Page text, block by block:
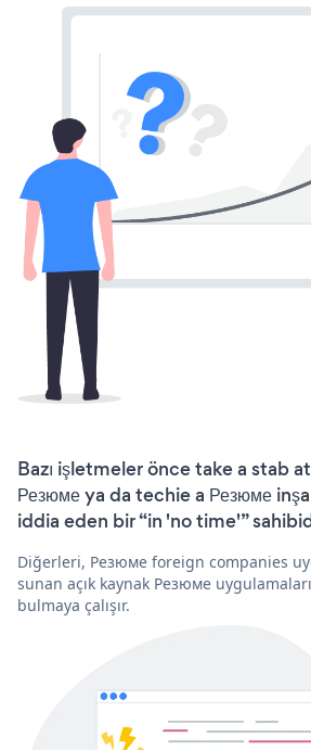
Bazı işletmeler önce take a stab
Резюме ya da techie a Резюме
iddia eden bir “in 'no time'”
Diğerleri, Резюме foreign companies
sunan açık kaynak Резюме
bulmaya çalışır.